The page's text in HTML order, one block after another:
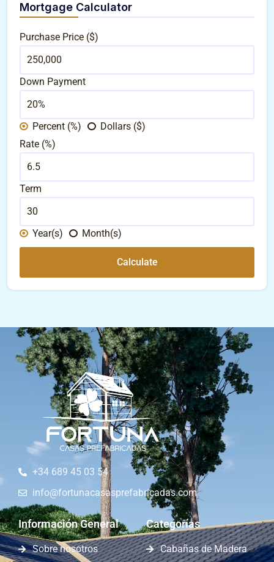
Mortgage Calculator
Purchase Price ($)
Down Payment
Percent (%)
Dollars ($)
Rate (%)
Term
Year(s) Month(s)
Calculate
+34 689 45 03 54
info@fortunacasasprefabricadas.com
Información General
Sobre nosotros
Categorías
Cabañas de Madera